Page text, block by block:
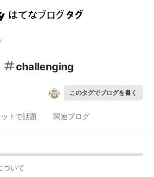
challenging
このタグでブログを書く
トで話題 関連ブログ
ついて